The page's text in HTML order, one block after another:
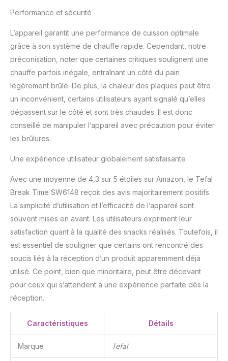
Performance et sécurité
L’appareil garantit une performance de cuisson optimale
grâce à son système de chauffe rapide. Cependant, notre
préconisation, noter que certaines critiques soulignent une
chauffe parfois inégale, entraînant un côté du pain
légèrement brûlé. De plus, la chaleur des plaques peut être
un inconvénient, certains utilisateurs ayant signalé qu’elles
dépassent sur le côté et sont très chaudes. Il est donc
conseillé de manipuler l’appareil avec précaution pour éviter
les brûlures.
Une expérience utilisateur globalement satisfaisante
Avec une moyenne de 4,3 sur 5 étoiles sur Amazon, le Tefal
Break Time SW6148 reçoit des avis majoritairement positifs.
La simplicité d’utilisation et l’efficacité de l’appareil sont
souvent mises en avant. Les utilisateurs expriment leur
satisfaction quant à la qualité des snacks réalisés. Toutefois, il
est essentiel de souligner que certains ont rencontré des
soucis liés à la réception d’un produit apparemment déjà
utilisé. Ce point, bien que minoritaire, peut être décevant
pour ceux qui s’attendent à une expérience parfaite dès la
réception.
Caractéristiques Détails
Marque Tefal